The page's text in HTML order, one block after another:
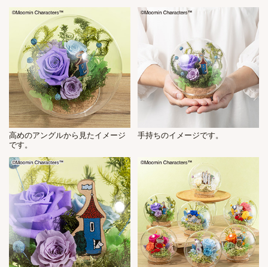
高めのアングルから見たイメージ
です。
手持ちのイメージです。